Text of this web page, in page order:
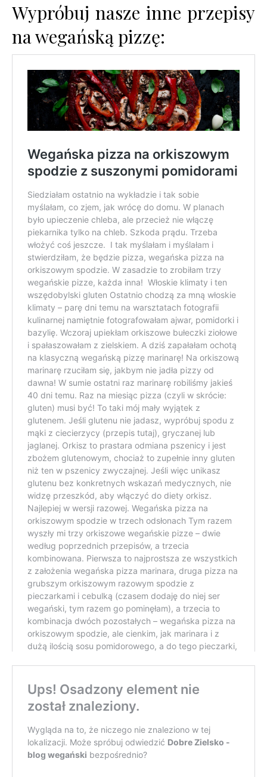
Wypróbuj nasze inne przepisy
na wegańską pizzę: